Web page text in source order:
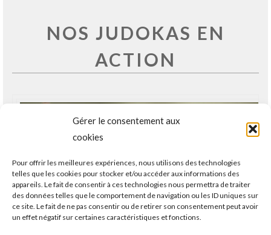
Gérer le consentement aux
cookies
Pour offrir les meilleures expériences, nous utilisons des technologies
telles que les cookies pour stocker et/ou accéder aux informations des
appareils. Le fait de consentir à ces technologies nous permettra de traiter
des données telles que le comportement de navigation ou les ID uniques sur
ce site. Le fait de ne pas consentir ou de retirer son consentement peut avoir
un effet négatif sur certaines caractéristiques et fonctions.
NOS JUDOKAS EN
ACTION